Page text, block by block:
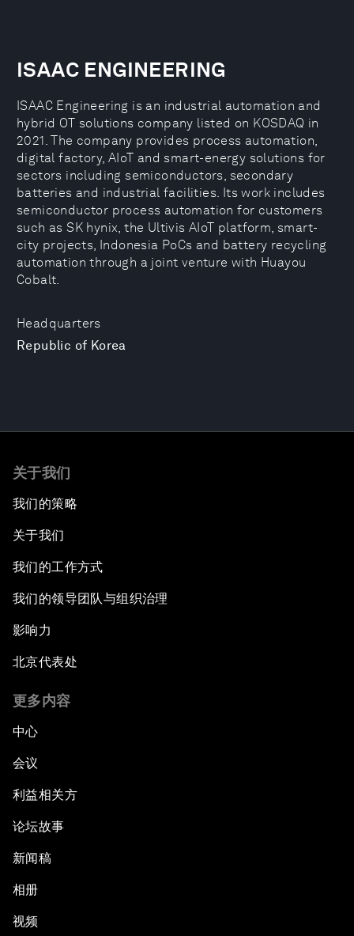
Headquarters
Republic of Korea
ISAAC ENGINEERING
ISAAC Engineering is an industrial automation and
hybrid OT solutions company listed on KOSDAQ in
2021. The company provides process automation,
digital factory, AIoT and smart-energy solutions for
sectors including semiconductors, secondary
batteries and industrial facilities. Its work includes
semiconductor process automation for customers
such as SK hynix, the Ultivis AIoT platform, smart-
city projects, Indonesia PoCs and battery recycling
automation through a joint venture with Huayou
Cobalt.
关于我们
我们的策略
关于我们
我们的工作方式
我们的领导团队与组织治理
影响力
北京代表处
更多内容
中心
会议
利益相关方
论坛故事
新闻稿
相册
视频